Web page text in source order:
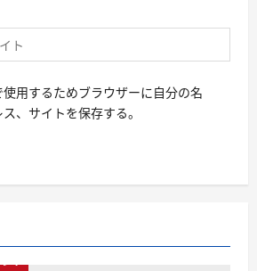
用するためブラウザーに自分の名
、サイトを保存する。
ト